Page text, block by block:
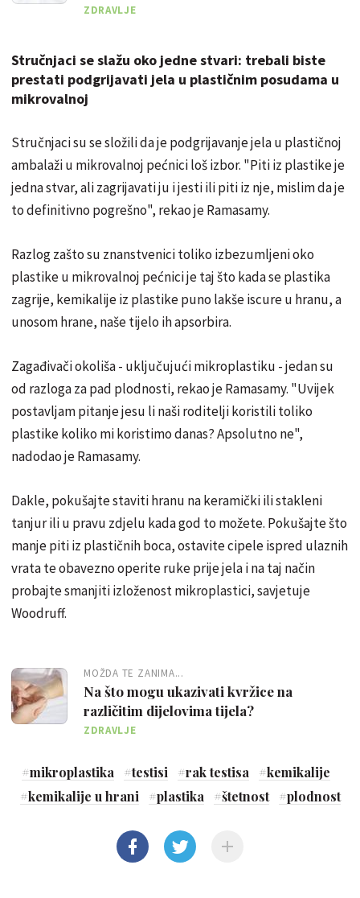
ZDRAVLJE
Stručnjaci se slažu oko jedne stvari: trebali biste
prestati podgrijavati jela u plastičnim posudama u
mikrovalnoj
Stručnjaci su se složili da je podgrijavanje jela u plastičnoj
ambalaži u mikrovalnoj pećnici loš izbor. "Piti iz plastike je
jedna stvar, ali zagrijavati ju i jesti ili piti iz nje, mislim da je
to definitivno pogrešno", rekao je Ramasamy.
Razlog zašto su znanstvenici toliko izbezumljeni oko
plastike u mikrovalnoj pećnici je taj što kada se plastika
zagrije, kemikalije iz plastike puno lakše iscure u hranu, a
unosom hrane, naše tijelo ih apsorbira.
Zagađivači okoliša - uključujući mikroplastiku - jedan su
od razloga za pad plodnosti, rekao je Ramasamy. "Uvijek
postavljam pitanje jesu li naši roditelji koristili toliko
plastike koliko mi koristimo danas? Apsolutno ne",
nadodao je Ramasamy.
Dakle, pokušajte staviti hranu na keramički ili stakleni
tanjur ili u pravu zdjelu kada god to možete. Pokušajte što
manje piti iz plastičnih boca, ostavite cipele ispred ulaznih
vrata te obavezno operite ruke prije jela i na taj način
probajte smanjiti izloženost mikroplastici, savjetuje
Woodruff.
MOŽDA TE ZANIMA...
Na što mogu ukazivati kvržice na
različitim dijelovima tijela?
ZDRAVLJE
#mikroplastika #testisi #rak testisa #kemikalije
#kemikalije u hrani #plastika #štetnost #plodnost